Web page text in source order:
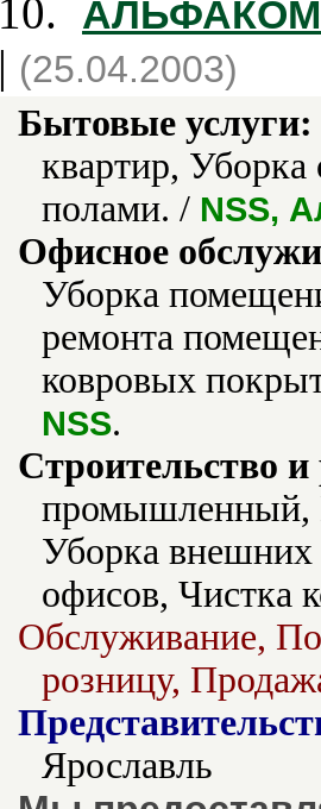
10.
| (25.04.2003)
Бытовые услуги:
квартир,
полами. / NSS,
Офисное
Уборка
ремонта
ковровых
NSS.
Строительство
промышленный,
Уборка внешних
офисов, Чистка
Обслуживание,
розницу,
Ярославль